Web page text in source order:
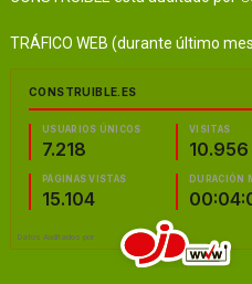
TRÁFICO WEB (durante último